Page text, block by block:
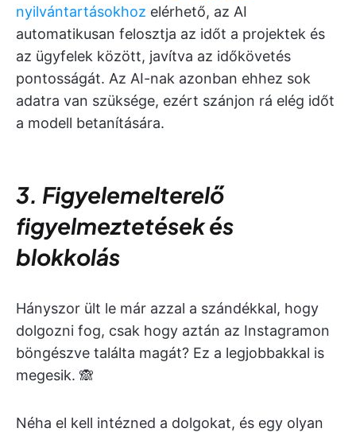
nyilvántartásokhoz elérhető, az AI
automatikusan felosztja az időt a projektek és
az ügyfelek között, javítva az időkövetés
pontosságát. Az AI-nak azonban ehhez sok
adatra van szüksége, ezért szánjon rá elég időt
a modell betanítására.
3. Figyelemelterelő
figyelmeztetések és
blokkolás
Hányszor ült le már azzal a szándékkal, hogy
dolgozni fog, csak hogy aztán az Instagramon
böngészve találta magát? Ez a legjobbakkal is
megesik. 🙈
Néha el kell intézned a dolgokat, és egy olyan